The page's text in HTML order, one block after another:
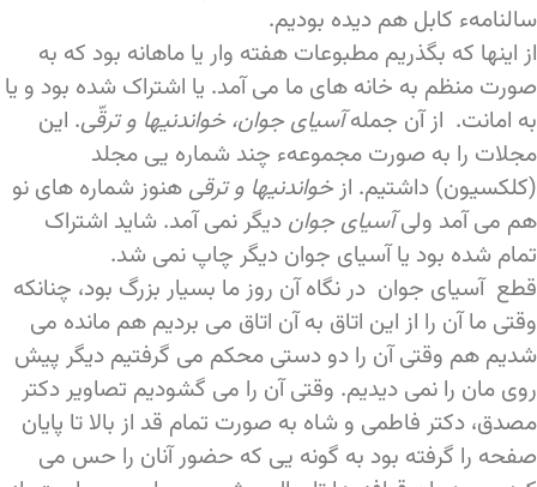
سالنامهء کابل هم دیده بودیم.
از اینها که بگذریم مطبوعات هفته وار یا ماهانه بود که به
صورت منظم به خانه های ما می آمد. یا اشتراک شده بود و یا
به امانت. از آن جملهآسیای جوان، خواندنیها و ترقّی. این
مجلات را به صورت مجموعهء چند شماره یی مجلد
(کلکسیون) داشتیم. ازخواندنیها و ترقی هنوز شماره های نو
هم می آمد ولیآسیای جوان دیگر نمی آمد. شاید اشتراک
تمام شده بود یا آسیای جوان دیگر چاپ نمی شد.
قطع آسیای جوان در نگاه آن روز ما بسیار بزرگ بود، چنانکه
وقتی ما آن را از این اتاق به آن اتاق می بردیم هم مانده می
شدیم هم وقتی آن را دو دستی محکم می گرفتیم دیگر پیش
روی مان را نمی دیدیم. وقتی آن را می گشودیم تصاویر دکتر
مصدق، دکتر فاطمی و شاه به صورت تمام قد از بالا تا پایان
صفحه را گرفته بود به گونه یی که حضور آنان را حس می